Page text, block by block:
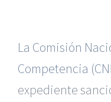
La Comisión
Competencia
expediente